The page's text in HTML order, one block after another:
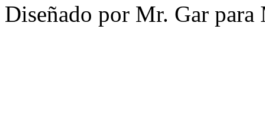
Diseñado por Mr. Gar